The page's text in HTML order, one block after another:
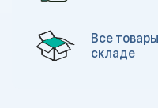
Все
складе